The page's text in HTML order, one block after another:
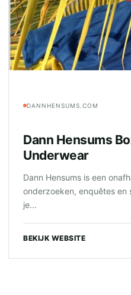
DANNHENSUMS.COM
Dann Hensums
Underwear
Dann Hensums is een
onderzoeken, enquêtes en
je...
BEKIJK WEBSITE